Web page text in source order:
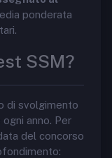
ponderata
SSM?
di svolgimento
anno. Per
del concorso